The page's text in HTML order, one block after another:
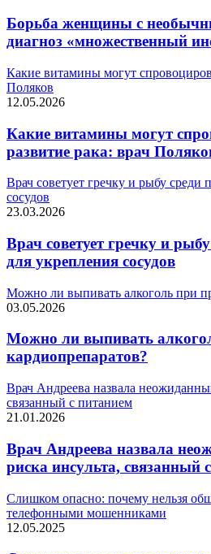
Борьба женщины с
диагноз «множественный
Какие витамины могут
Поляков
12.05.2026
Какие витамины могут
развитие рака: врач
Врач советует гречку и рыбу среди
сосудов
23.03.2026
Врач советует гречку и
для укрепления сосудов
Можно ли выпивать алкоголь при
03.05.2026
Можно ли выпивать
кардиопрепаратов?
Врач Андреева назвала
связанный с питанием
21.01.2026
Врач Андреева назвала
риска инсульта, связанный
Слишком опасно: почему нельзя
телефонными мошенниками
12.05.2025